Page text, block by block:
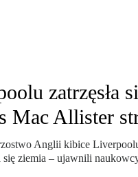
zatrzęsła
Mac Allister
Anglii kibice
się ziemia – ujawnili